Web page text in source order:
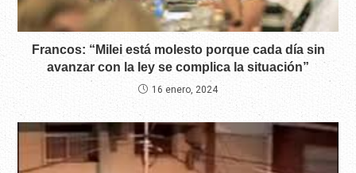
Francos: “Milei está molesto porque cada día sin
avanzar con la ley se complica la situación”
16 enero, 2024